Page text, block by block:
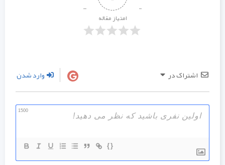
امتیاز مقاله
اشتراک در وارد شدن